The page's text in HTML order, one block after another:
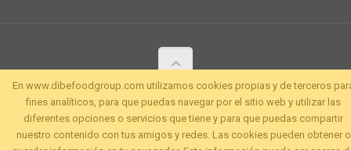
En www.dibefoodgroup.com utilizamos cookies propias y de terceros
fines analíticos, para que puedas navegar por el sitio web y utilizar las
diferentes opciones o servicios que tiene y para que puedas compartir
nuestro contenido con tus amigos y redes. Las cookies pueden obtener o